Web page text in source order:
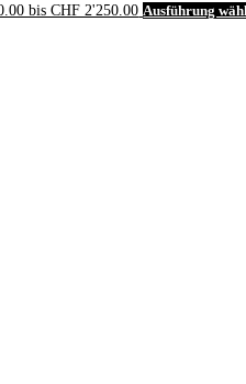
bis CHF 2'250.00 Ausführung